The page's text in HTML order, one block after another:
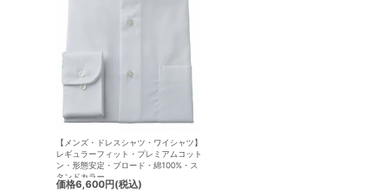
【メンズ・ドレスシャツ・ワイシャツ】
レギュラーフィット・プレミアムコット
ン・形態安定・ブロード・綿100%・ス
タンドカラー
価格6,600円(税込)